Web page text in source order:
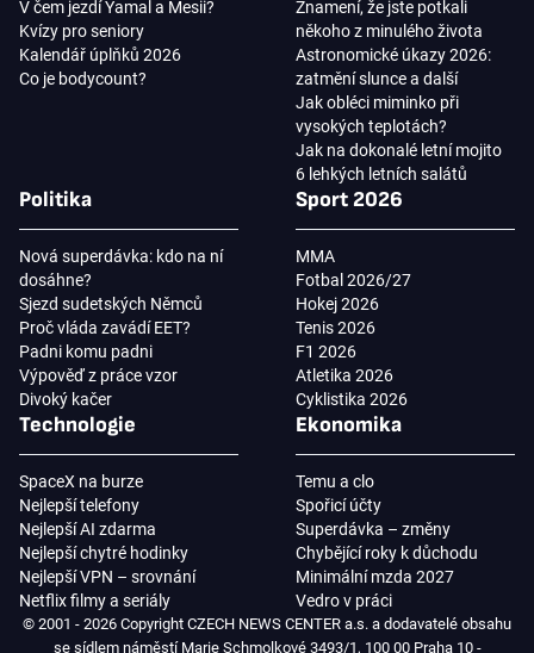
V čem jezdí Yamal a Mesii?
Kvízy pro seniory
Kalendář úplňků 2026
Co je bodycount?
Znamení, že jste potkali
někoho z minulého života
Astronomické úkazy 2026:
zatmění slunce a další
Jak obléci miminko při
vysokých teplotách?
Jak na dokonalé letní mojito
6 lehkých letních salátů
Politika
Nová superdávka: kdo na ní
dosáhne?
Sjezd sudetských Němců
Proč vláda zavádí EET?
Padni komu padni
Výpověď z práce vzor
Divoký kačer
Sport 2026
MMA
Fotbal 2026/27
Hokej 2026
Tenis 2026
F1 2026
Atletika 2026
Cyklistika 2026
Technologie
SpaceX na burze
Nejlepší telefony
Nejlepší AI zdarma
Nejlepší chytré hodinky
Nejlepší VPN – srovnání
Netflix filmy a seriály
Ekonomika
Temu a clo
Spořicí účty
Superdávka – změny
Chybějící roky k důchodu
Minimální mzda 2027
Vedro v práci
© 2001 - 2026 Copyright CZECH NEWS CENTER a.s. a dodavatelé obsahu
se sídlem náměstí Marie Schmolkové 3493/1, 100 00 Praha 10 -